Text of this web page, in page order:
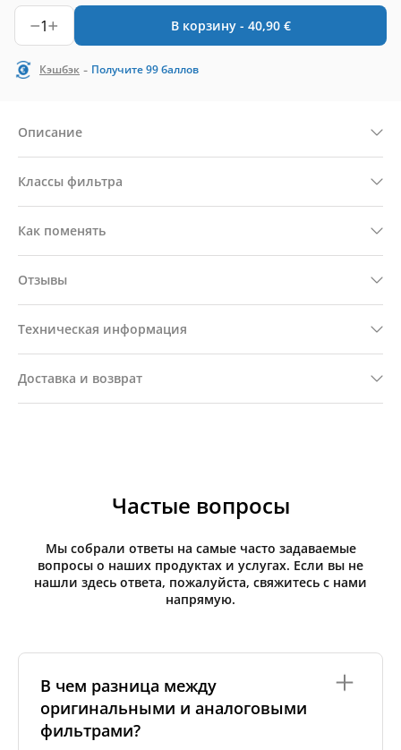
1 В корзину - 40,90 €
Кэшбэк - Получите99баллов
Описание
Классы фильтра
Как поменять
Отзывы
Техническая информация
Доставка и возврат
Частые вопросы
Мы собрали ответы на самые часто задаваемые
вопросы о наших продуктах и услугах. Если вы не
нашли здесь ответа, пожалуйста, свяжитесь с нами
напрямую.
В чем разница между
оригинальными и аналоговыми
фильтрами?